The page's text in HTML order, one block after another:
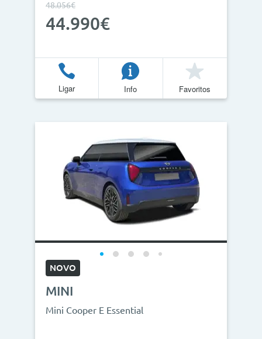
48.056€
44.990€
Ligar Info Favoritos
NOVO
MINI
Mini Cooper E Essential